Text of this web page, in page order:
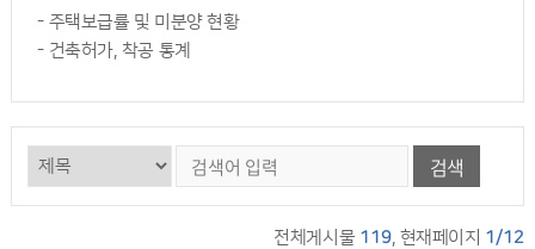
- 주택보급률 및 미분양 현황
- 건축허가, 착공 통계
검색
전체게시물 119, 현재페이지 1/12